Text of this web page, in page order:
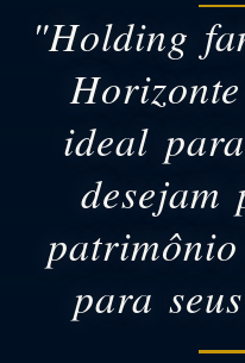
"Holding
ideal
desejam
para